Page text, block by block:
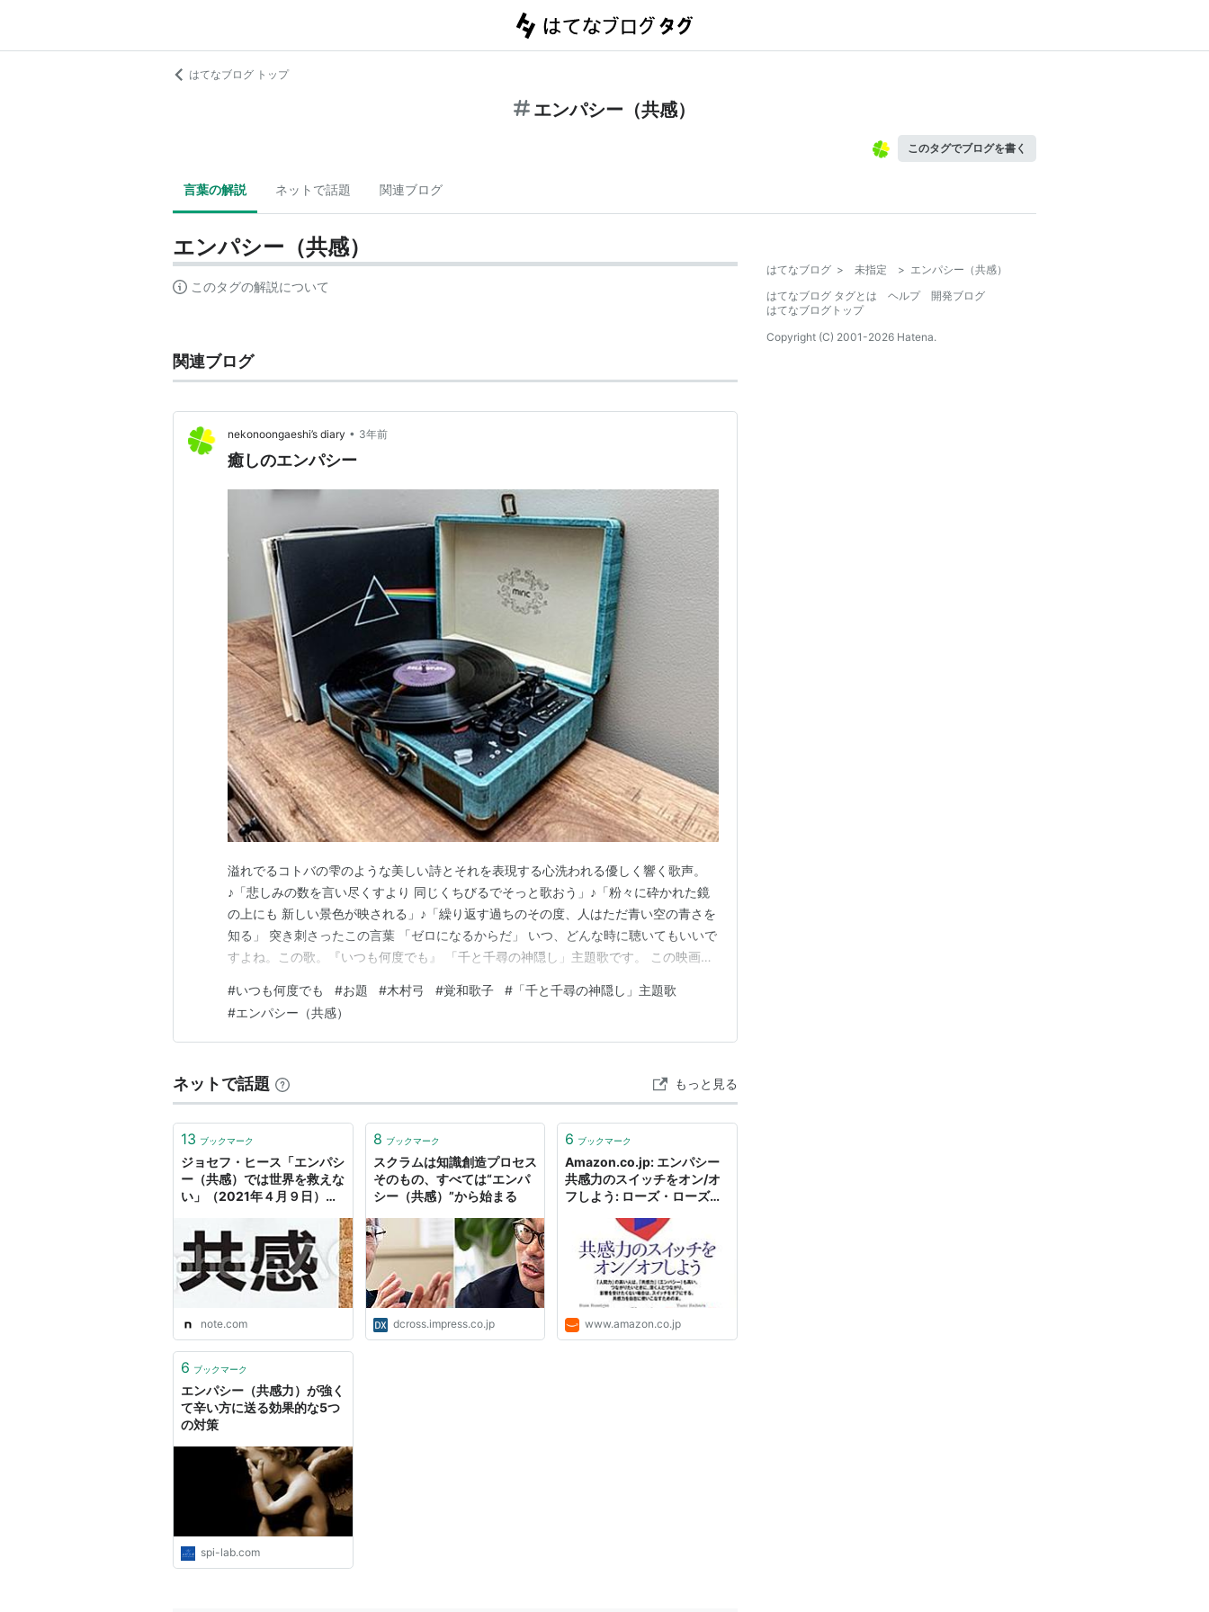
はてなブログ トップ
エンパシー（共感）
このタグでブログを書く
言葉の解説 ネットで話題 関連ブログ
エンパシー（共感）
このタグの解説について
関連ブログ
nekonoongaeshi’s diary • 3年前
癒しのエンパシー
溢れでるコトバの雫のような美しい詩とそれを表現する心洗われる優しく響く歌声。
♪「悲しみの数を言い尽くすより 同じくちびるでそっと歌おう」♪「粉々に砕かれた鏡
の上にも 新しい景色が映される」♪「繰り返す過ちのその度、人はただ青い空の青さを
知る」 突き刺さったこの言葉 「ゼロになるからだ」 いつ、どんな時に聴いてもいいで
すよね。この歌。『いつも何度でも』 「千と千尋の神隠し」主題歌です。 この映画の
さんの日本語を大切にする綺麗な表現力がずーっと好きでした。 でも この歌を聴いて
から、こんな詩を書く人がいるんだ。 心に染…
#いつも何度でも #お題 #木村弓 #覚和歌子 # 「千と千尋の神隠し」主題歌
#エンパシー（共感）
ネットで話題 もっと見る
13 ブックマーク
ジョセフ・ヒース「エンパシ
ー（共感）では世界を救えな
い」（2021年４月９日）｜
note.com
8 ブックマーク
スクラムは知識創造プロセス
そのもの、すべては“エンパ
シー（共感）”から始まる
dcross.impress.co.jp
6 ブックマーク
Amazon.co.jp: エンパシー
共感力のスイッチをオン/オ
フしよう: ローズ・ローズト
リー, 埴原由美: 本
www.amazon.co.jp
6 ブックマーク
エンパシー（共感力）が強く
て辛い方に送る効果的な5つ
の対策
spi-lab.com
はてなブログ > 未指定 > エンパシー（共感）
はてなブログ タグとは
ヘルプ
開発ブログ
はてなブログトップ
Copyright (C) 2001-2026 Hatena.